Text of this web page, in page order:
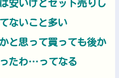
安いけどセット売りし
ないこと多い
と思って買っても後か
たわ…ってなる